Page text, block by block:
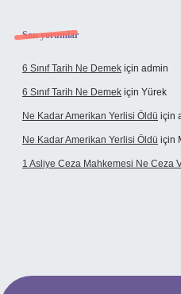
Son yorumlar
6 Sınıf Tarih Ne Demek için admin
6 Sınıf Tarih Ne Demek için Yürek
Ne Kadar Amerikan Yerlisi Öldü için
Ne Kadar Amerikan Yerlisi Öldü için
1 Asliye Ceza Mahkemesi Ne Ceza